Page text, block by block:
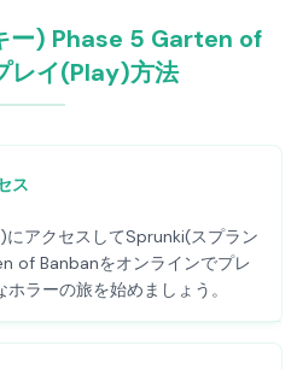
ー) Phase 5 Garten of
レイ(Play)方法
ス
アクセスしてSprunki(スプラン
of Banbanをオンラインでプレ
ラーの旅を始めましょう。